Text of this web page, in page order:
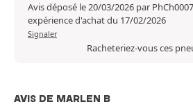
Avis déposé le 20/03/2026 par
expérience d'achat du 17/02/2026
Signaler
Racheteriez-vous ces
AVIS DE MARLEN B